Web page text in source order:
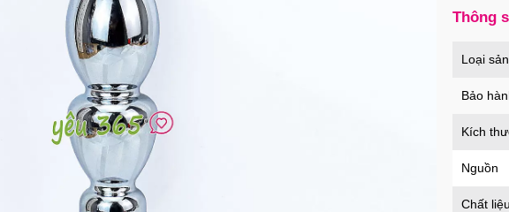
Thông
Loại
Bảo
Kích
Nguồn
Chất liệu